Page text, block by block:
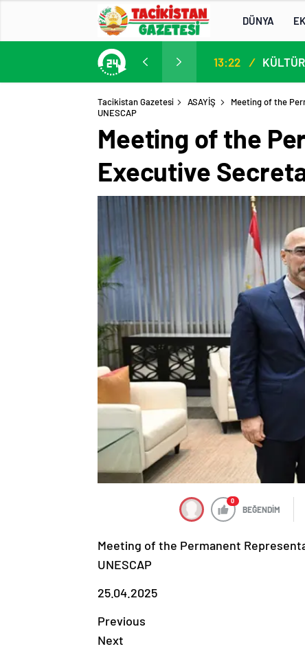
DÜNYA
13. AB-Orta Asya Yüksek Düzeyli Siyasi ve Güvenlik Diyaloğuna Katılım 13:22 /
Tacikistan Gazetesi ASAYİŞ
Meeting of the
UNESCAP
Meeting of the
Executive
0
BEĞENDİM
Meeting of the Permanent
UNESCAP
25.04.2025
Previous
Next